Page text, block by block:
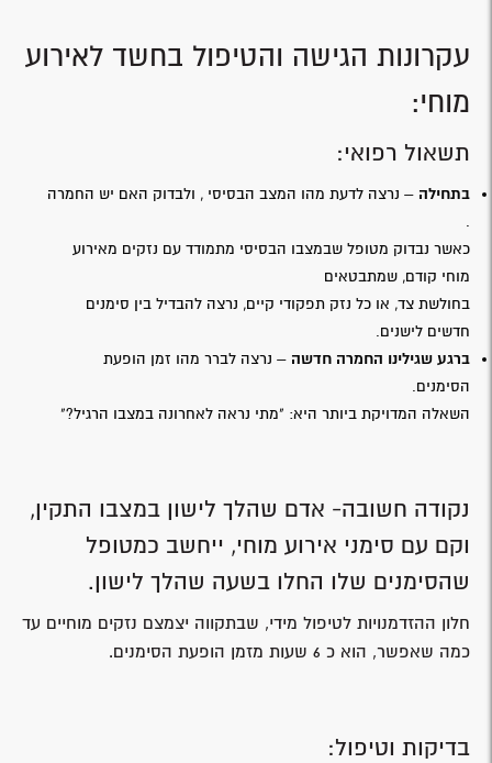
עקרונות הגישה והטיפול בחשד לאירוע
מוחי:
תשאול רפואי:
בתחילה – נרצה לדעת מהו המצב הבסיסי , ולבדוק האם יש החמרה
.
כאשר נבדוק מטופל שבמצבו הבסיסי מתמודד עם נזקים מאירוע
מוחי קודם, שמתבטאים
בחולשת צד, או כל נזק תפקודי קיים, נרצה להבדיל בין סימנים
חדשים לישנים.
ברגע שגילינו החמרה חדשה – נרצה לברר מהו זמן הופעת
הסימנים.
השאלה המדויקת ביותר היא: "מתי נראה לאחרונה במצבו הרגיל?"
נקודה חשובה- אדם שהלך לישון במצבו התקין,
וקם עם סימני אירוע מוחי, ייחשב כמטופל
שהסימנים שלו החלו בשעה שהלך לישון.
חלון ההזדמנויות לטיפול מידי, שבתקווה יצמצם נזקים מוחיים עד
כמה שאפשר, הוא כ 6 שעות מזמן הופעת הסימנים.
בדיקות וטיפול: